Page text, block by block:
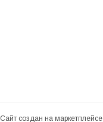
Сайт создан на маркетплейсе